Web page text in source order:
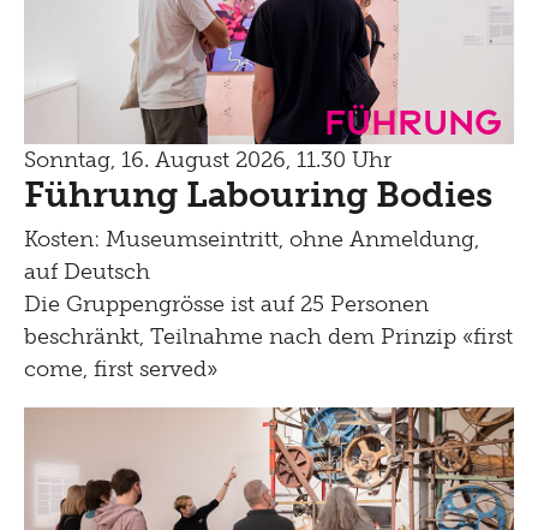
Führung
Sonntag, 16. August 2026, 11.30 Uhr
Führung Labouring Bodies
Kosten: Museumseintritt, ohne Anmeldung,
auf Deutsch
Die Gruppengrösse ist auf 25 Personen
beschränkt, Teilnahme nach dem Prinzip «first
come, first served»